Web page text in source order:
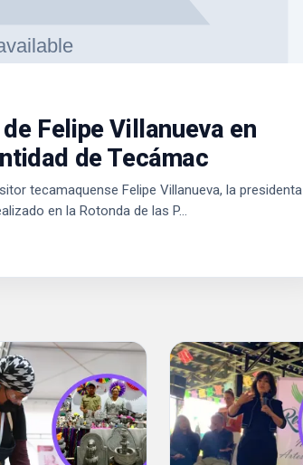
Felipe Villanueva en
de Tecámac
tecamaquense Felipe Villanueva, la presidenta
en la Rotonda de las P...